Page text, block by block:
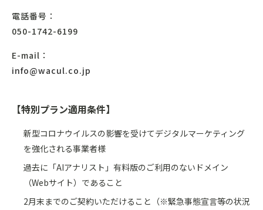
電話番号：
050-1742-6199
E-mail：
info@wacul.co.jp
【特別プラン適用条件】
新型コロナウイルスの影響を受けてデジタルマーケティング
を強化される事業者様
過去に「AIアナリスト」有料版のご利用のないドメイン
（Webサイト）であること
2月末までのご契約いただけること（※緊急事態宣言等の状況